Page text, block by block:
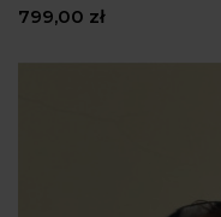
799,00 zł